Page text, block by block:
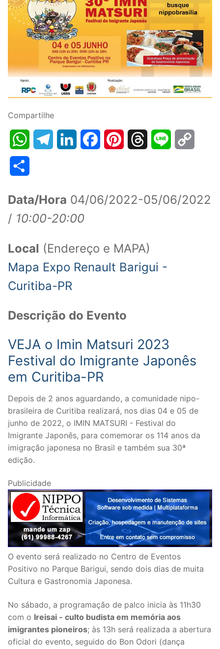
Compartilhe
WhatsAppTelegramLinkedInFacebookPinterestThreads Line
Data/Hora 04/06/2022-05/06/2022
/ 10:00-20:00
Local (Endereço e MAPA)
Mapa Expo Renault Barigui -
Curitiba-PR
Descrição do Evento
VEJA o Imin Matsuri 2023
Festival do Imigrante Japonês
em Curitiba-PR
Depois de 2 anos aguardando, a comunidade nipo-
brasileira de Curitiba realizará, nos dias 04 e 05 de
junho de 2022, o IMIN MATSURI - Festival do
Imigrante Japonês, para comemorar os 114 anos da
imigração japonesa no Brasil e também sua 30ª
edição.
Publicidade
O evento será realizado no Centro de Eventos
Positivo no Parque Barigui, sendo dois dias de muita
Cultura e Gastronomia Japonesa.
No sábado, a programação de palco inicia às 11h30
com o Ireisai - culto budista em memória aos
imigrantes pioneiros; às 13h será realizada a abertura
oficial do evento, seguido do Bon Odori (dança